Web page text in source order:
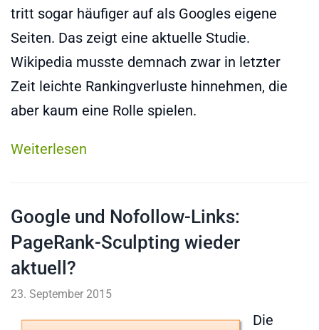
tritt sogar häufiger auf als Googles eigene
Seiten. Das zeigt eine aktuelle Studie.
Wikipedia musste demnach zwar in letzter
Zeit leichte Rankingverluste hinnehmen, die
aber kaum eine Rolle spielen.
Weiterlesen
Google und Nofollow-Links:
PageRank-Sculpting wieder
aktuell?
23. September 2015
Die